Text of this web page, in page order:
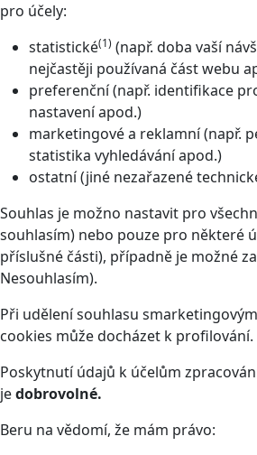
pro účely:
statistické(1) (např. doba vaší
nejčastěji používaná část webu
preferenční (např. identifikace
nastavení apod.)
marketingové a reklamní (např.
statistika vyhledávání apod.)
ostatní (jiné nezařazené
Souhlas je možno nastavit pro
souhlasím) nebo pouze pro některé
příslušné části), případně je možné
Nesouhlasím).
Při udělení souhlasu
cookies může docházet k profilování.
Poskytnutí údajů k účelům
jedobrovolné.
Beru na vědomí, že mám právo: